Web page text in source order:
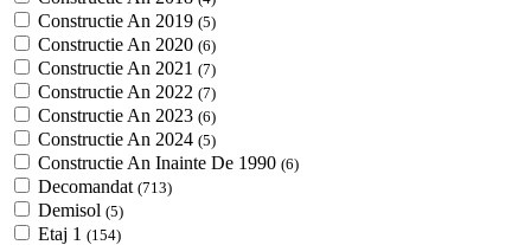
Constructie An 2019 (5)
Constructie An 2020 (6)
Constructie An 2021 (7)
Constructie An 2022 (7)
Constructie An 2023 (6)
Constructie An 2024 (5)
Constructie An Inainte De 1990 (6)
Decomandat (713)
Demisol (5)
Etaj 1 (154)